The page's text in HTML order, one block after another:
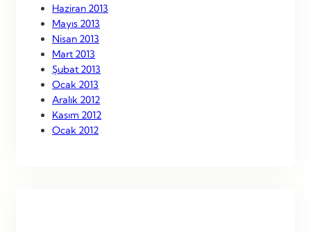
Haziran 2013
Mayıs 2013
Nisan 2013
Mart 2013
Şubat 2013
Ocak 2013
Aralık 2012
Kasım 2012
Ocak 2012